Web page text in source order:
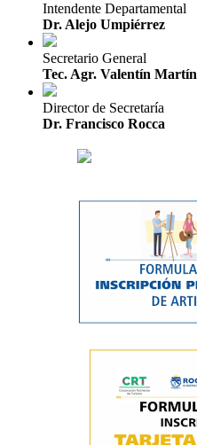
Intendente Departamental
Dr. Alejo Umpiérrez
Secretario General
Tec. Agr. Valentín
Director de Secretaría
Dr. Francisco Rocca